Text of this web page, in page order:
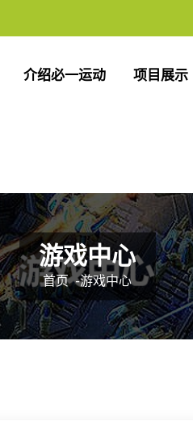
介绍必一运动 项目展示
游戏中心
首页 -游戏中心